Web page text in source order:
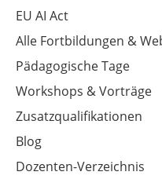
EU AI Act
Alle Fortbildungen &
Pädagogische Tage
Workshops & Vorträge
Zusatzqualifikationen
Blog
Dozenten-Verzeichnis